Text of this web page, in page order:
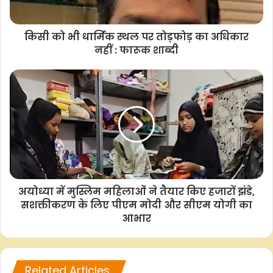
a
e
o
o
k
h
t
A
p
p
w
t
e
r
o
p
y
L
i
n
k
a
r
e
किसी को भी धार्मिक स्‍थल पर तोड़फोड़ का अधिकार
नहीं : फारूक शाब्दी
अयोध्या में मुस्लिम महिलाओं ने तैयार किए हजारों झंडे,
सशक्तीकरण के लिए पीएम मोदी और सीएम योगी का
आभार